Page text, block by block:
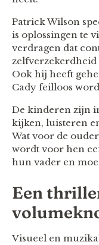
Patrick Wilson
is oplossingen te
verdragen dat
zelfverzekerdheid
Ook hij heeft
Cady feilloos
De kinderen zijn
kijken, luisteren
Wat voor de
wordt voor hen
hun vader en
Een
Visueel en